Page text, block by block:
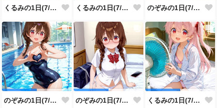
くるみの1日(7/31投稿分) くるみの1日(7/30投稿分) のぞみの1日(7/29投稿分)
のぞみの1日(7/28投稿分) のぞみの1日(7/27投稿分) くるみの1日(7/26投稿分)